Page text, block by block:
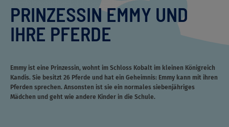
PRINZESSIN EMMY UND
IHRE PFERDE
Emmy ist eine Prinzessin, wohnt im Schloss Kobalt im kleinen Königreich
Kandis. Sie besitzt 26 Pferde und hat ein Geheimnis: Emmy kann mit ihren
Pferden sprechen. Ansonsten ist sie ein normales siebenjähriges
Mädchen und geht wie andere Kinder in die Schule.